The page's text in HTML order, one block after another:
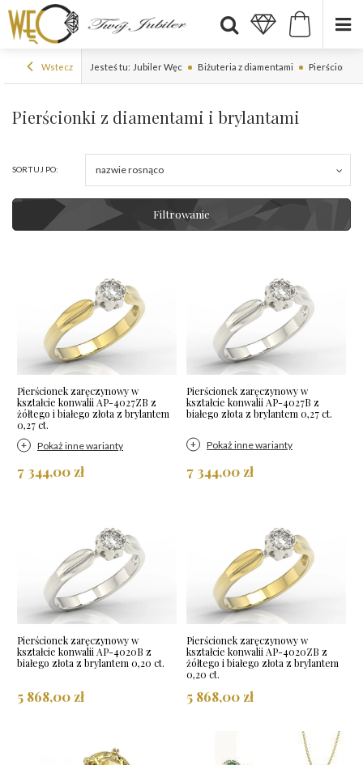
Wstecz Jesteś tu: Jubiler Węc Biżuteria z diamentami Pierścionki
Pierścionki z diamentami i brylantami
SORTUJ PO: nazwie rosnąco
Filtrowanie
Pierścionek zaręczynowy w
kształcie konwalii AP-4027ZB z
żółtego i białego złota z brylantem
0,27 ct.
Pokaż inne warianty
7 344,00 zł
Pierścionek zaręczynowy w
kształcie konwalii AP-4027B z
białego złota z brylantem 0,27 ct.
Pokaż inne warianty
7 344,00 zł
Pierścionek zaręczynowy w
kształcie konwalii AP-4020B z
białego złota z brylantem 0,20 ct.
5 868,00 zł
Pierścionek zaręczynowy w
kształcie konwalii AP-4020ZB z
żółtego i białego złota z brylantem
0,20 ct.
5 868,00 zł